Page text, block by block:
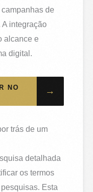
de
integração
alcance e
digital.
NO
→
trás de um
detalhada
os termos
Esta